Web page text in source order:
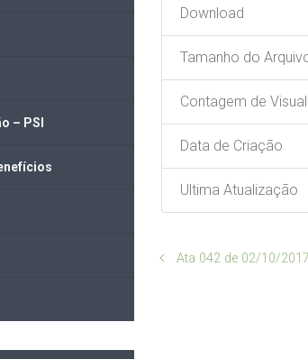
Download
Tamanho do
Contagem de
Data de Criação
Ultima Atualização
Ata 042 de 02/10/2017
– PSI